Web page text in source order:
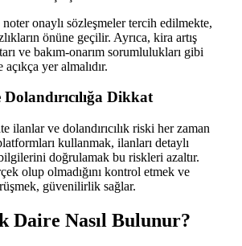
onaylı sözleşmeler tercih edilmekte,
önüne geçilir. Ayrıca, kira artış
ve bakım-onarım sorumlulukları gibi
yer almalıdır.
Dikkat
ilanlar ve dolandırıcılık riski her zaman
kullanmak, ilanları detaylı
doğrulamak bu riskleri azaltır.
olup olmadığını kontrol etmek ve
güvenilirlik sağlar.
Nasıl Bulunur?